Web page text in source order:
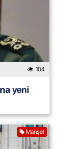
104
yeni
Manşet